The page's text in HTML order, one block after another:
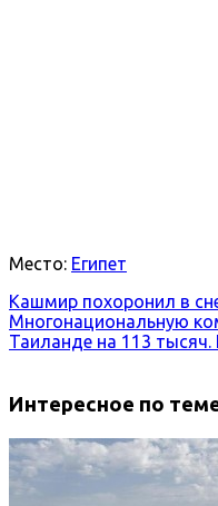
Место: Египет
Кашмир похоронил в
Многонациональную
Таиланде на 113
Интересное по